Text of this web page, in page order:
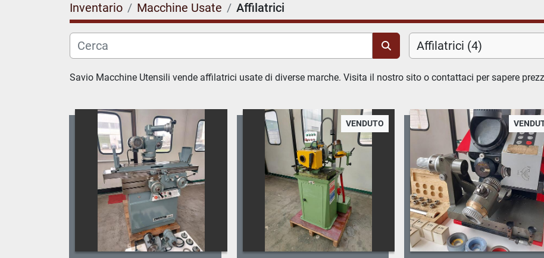
Inventario Macchine Usate Affilatrici
Affilatrici (4)
Savio Macchine Utensili vende affilatrici usate di diverse marche. Visita il nostro sito o contattaci per sapere
VENDUTO